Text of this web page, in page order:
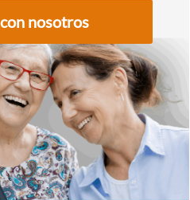
nosotros